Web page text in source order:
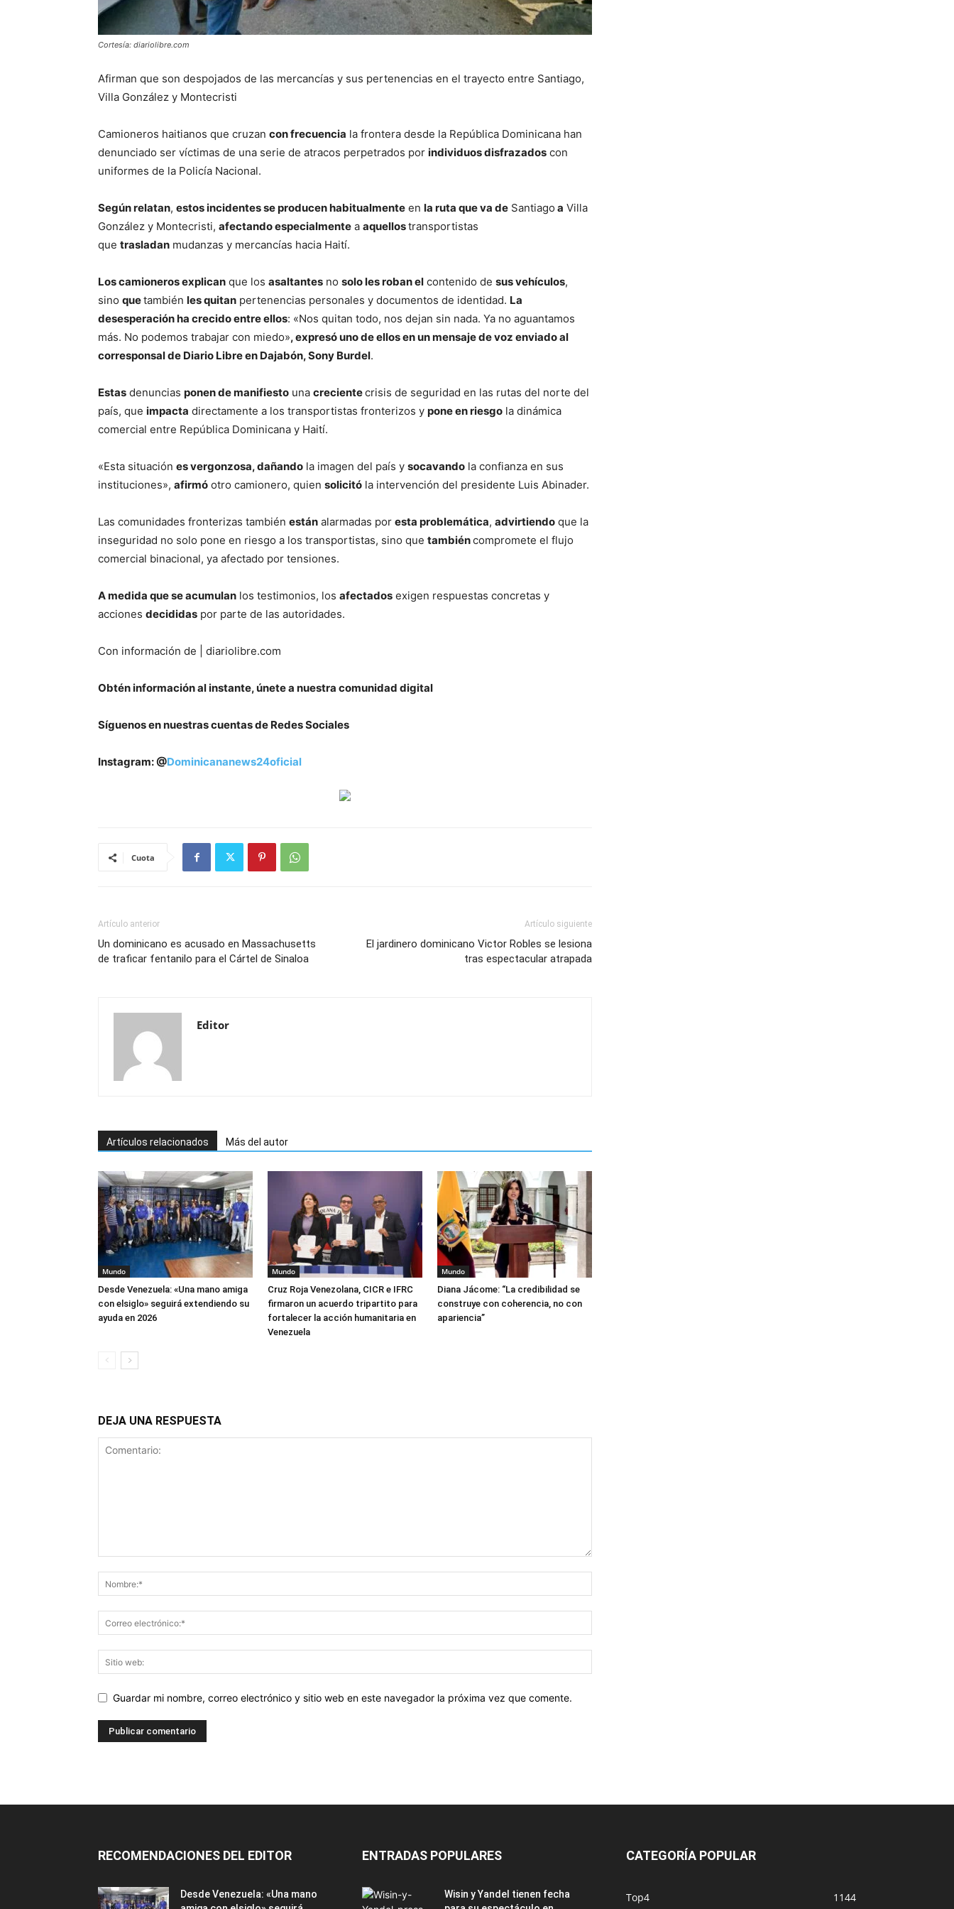
Cortesía: diariolibre.com
Afirman que son despojados de las mercancías y sus pertenencias en el trayecto entre Santiago,
Villa González y Montecristi
Camioneros haitianos que cruzan con frecuencia la frontera desde la República Dominicana han
denunciado ser víctimas de una serie de atracos perpetrados por individuos disfrazados con
uniformes de la Policía Nacional.
Según relatan, estos incidentes se producen habitualmente en la ruta que va de Santiago a Villa
González y Montecristi, afectando especialmente a aquellostransportistas
que trasladan mudanzas y mercancías hacia Haití.
Los camioneros explican que los asaltantes no solo les roban el contenido de sus vehículos,
sino quetambién les quitan pertenencias personales y documentos de identidad. La
desesperación ha crecido entre ellos: «Nos quitan todo, nos dejan sin nada. Ya no aguantamos
más. No podemos trabajar con miedo», expresó uno de ellos en un mensaje de voz enviado al
corresponsal de Diario Libre en Dajabón, Sony Burdel.
Estas denuncias ponen de manifiesto una crecientecrisis de seguridad en las rutas del norte del
país, que impacta directamente a los transportistas fronterizos y pone en riesgo la dinámica
comercial entre República Dominicana y Haití.
«Esta situación es vergonzosa, dañando la imagen del país y socavando la confianza en sus
instituciones», afirmó otro camionero, quien solicitó la intervención del presidente Luis Abinader.
Las comunidades fronterizas también están alarmadas por esta problemática, advirtiendo que la
inseguridad no solo pone en riesgo a los transportistas, sino que tambiéncompromete el flujo
comercial binacional, ya afectado por tensiones.
A medida que se acumulan los testimonios, los afectados exigen respuestas concretas y
acciones decididas por parte de las autoridades.
Con información de | diariolibre.com
Obtén información al instante, únete a nuestra comunidad digital
Síguenos en nuestras cuentas de Redes Sociales
Instagram: @Dominicananews24oficial
Cuota
Artículo anterior
Un dominicano es acusado en Massachusetts
de traficar fentanilo para el Cártel de Sinaloa
Artículo siguiente
El jardinero dominicano Victor Robles se lesiona
tras espectacular atrapada
Editor
Artículos relacionados Más del autor
Mundo
Desde Venezuela: «Una mano amiga
con elsiglo» seguirá extendiendo su
ayuda en 2026
Mundo
Cruz Roja Venezolana, CICR e IFRC
firmaron un acuerdo tripartito para
fortalecer la acción humanitaria en
Venezuela
Mundo
Diana Jácome: “La credibilidad se
construye con coherencia, no con
apariencia”
DEJA UNA RESPUESTA
Guardar mi nombre, correo electrónico y sitio web en este navegador la próxima vez que comente.
RECOMENDACIONES DEL EDITOR
Desde Venezuela: «Una mano
ENTRADAS POPULARES
Wisin y Yandel tienen fecha
CATEGORÍA POPULAR
Top4 1144